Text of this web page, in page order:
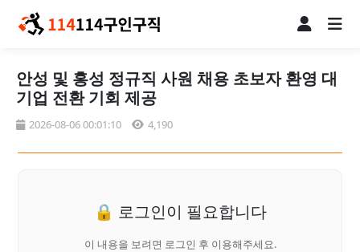
안성 및 홍성 정규직 사원 채용 초보자 환영 대
기업 전환 기회 제공
2026-08-06 00:01:10 4,190
🔒 로그인이 필요합니다
이 내용을 보려면 로그인 후 이용해주세요.